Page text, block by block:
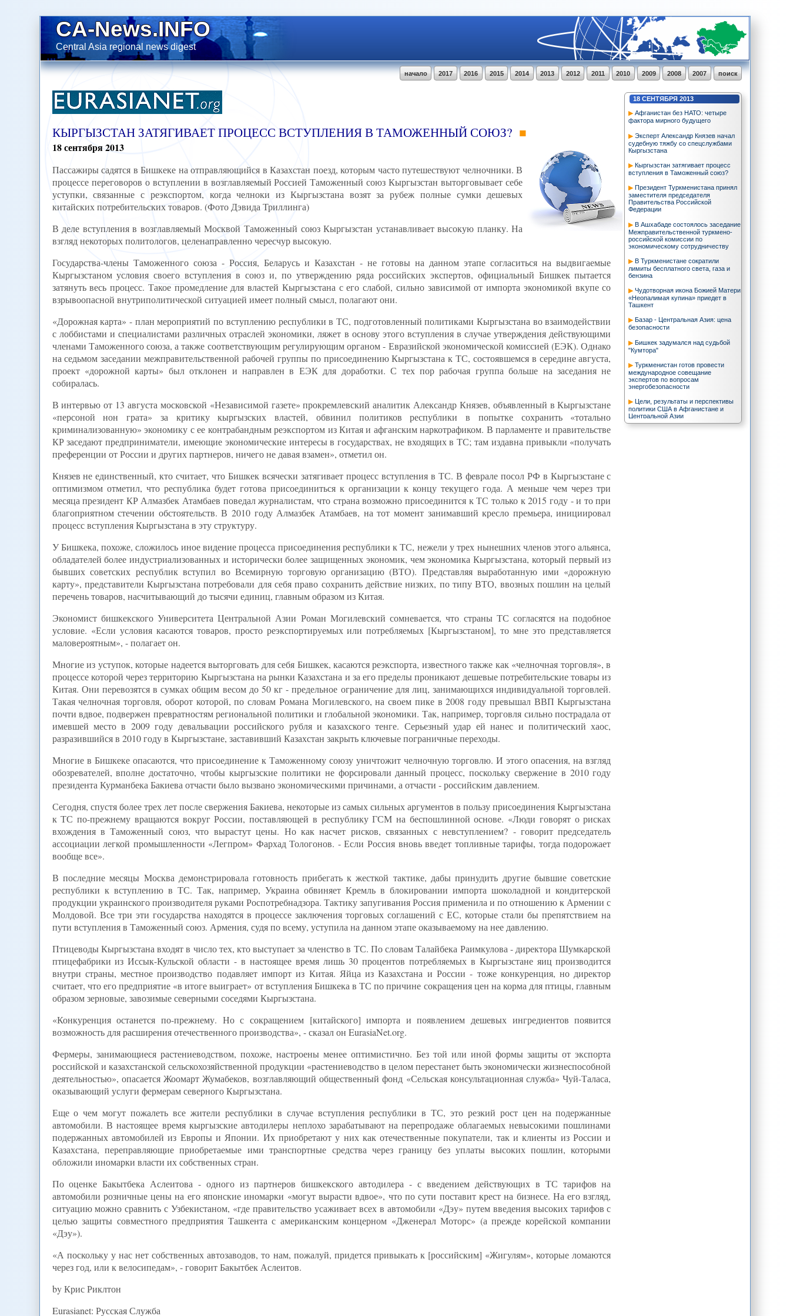
CA-News.INFO
Central Asia regional news digest
поиск
2007
2008
2009
2010
2011
2012
2013
2014
2015
2016
2017
начало
18 СЕНТЯБРЯ 2013
Афганистан без НАТО: четыре
фактора мирного будущего
Эксперт Александр Князев начал
судебную тяжбу со спецслужбами
Кыргызстана
Кыргызстан затягивает процесс
вступления в Таможенный союз?
Президент Туркменистана принял
заместителя председателя
Правительства Российской
Федерации
В Ашхабаде состоялось заседание
Межправительственной туркмено-
российской комиссии по
экономическому сотрудничеству
В Туркменистане сократили
лимиты бесплатного света, газа и
бензина
Чудотворная икона Божией Матери
«Неопалимая купина» приедет в
Ташкент
Базар - Центральная Азия: цена
безопасности
Бишкек задумался над судьбой
"Кумтора"
Туркменистан готов провести
международное совещание
экспертов по вопросам
энергобезопасности
Цели, результаты и перспективы
политики США в Афганистане и
Центральной Азии
КЫРГЫЗСТАН ЗАТЯГИВАЕТ ПРОЦЕСС ВСТУПЛЕНИЯ В ТАМОЖЕННЫЙ СОЮЗ?
18сентября2013
Пассажиры садятся в Бишкеке на отправляющийся в Казахстан поезд, которым часто путешествуют челночники. В
процессе переговоров о вступлении в возглавляемый Россией Таможенный союз Кыргызстан выторговывает себе
уступки, связанные с реэкспортом, когда челноки из Кыргызстана возят за рубеж полные сумки дешевых
китайских потребительских товаров. (Фото Дэвида Триллинга)
В деле вступления в возглавляемый Москвой Таможенный союз Кыргызстан устанавливает высокую планку. На
взгляд некоторых политологов, целенаправленно чересчур высокую.
Государства-члены Таможенного союза - Россия, Беларусь и Казахстан - не готовы на данном этапе согласиться на выдвигаемые
Кыргызстаном условия своего вступления в союз и, по утверждению ряда российских экспертов, официальный Бишкек пытается
затянуть весь процесс. Такое промедление для властей Кыргызстана с его слабой, сильно зависимой от импорта экономикой вкупе со
взрывоопасной внутриполитической ситуацией имеет полный смысл, полагают они.
«Дорожная карта» - план мероприятий по вступлению республики в ТС, подготовленный политиками Кыргызстана во взаимодействии
с лоббистами и специалистами различных отраслей экономики, ляжет в основу этого вступления в случае утверждения действующими
членами Таможенного союза, а также соответствующим регулирующим органом - Евразийской экономической комиссией (ЕЭК). Однако
на седьмом заседании межправительственной рабочей группы по присоединению Кыргызстана к ТС, состоявшемся в середине августа,
проект «дорожной карты» был отклонен и направлен в ЕЭК для доработки. С тех пор рабочая группа больше на заседания не
собиралась.
В интервью от 13 августа московской «Независимой газете» прокремлевский аналитик Александр Князев, объявленный в Кыргызстане
«персоной нон грата» за критику кыргызских властей, обвинил политиков республики в попытке сохранить «тотально
криминализованную» экономику с ее контрабандным реэкспортом из Китая и афганским наркотрафиком. В парламенте и правительстве
КР заседают предприниматели, имеющие экономические интересы в государствах, не входящих в ТС; там издавна привыкли «получать
преференции от России и других партнеров, ничего не давая взамен», отметил он.
Князев не единственный, кто считает, что Бишкек всячески затягивает процесс вступления в ТС. В феврале посол РФ в Кыргызстане с
оптимизмом отметил, что республика будет готова присоединиться к организации к концу текущего года. А меньше чем через три
месяца президент КР Алмазбек Атамбаев поведал журналистам, что страна возможно присоединится к ТС только к 2015 году - и то при
благоприятном стечении обстоятельств. В 2010 году Алмазбек Атамбаев, на тот момент занимавший кресло премьера, инициировал
процесс вступления Кыргызстана в эту структуру.
У Бишкека, похоже, сложилось иное видение процесса присоединения республики к ТС, нежели у трех нынешних членов этого альянса,
обладателей более индустриализованных и исторически более защищенных экономик, чем экономика Кыргызстана, который первый из
бывших советских республик вступил во Всемирную торговую организацию (ВТО). Представляя выработанную ими «дорожную
карту», представители Кыргызстана потребовали для себя право сохранить действие низких, по типу ВТО, ввозных пошлин на целый
перечень товаров, насчитывающий до тысячи единиц, главным образом из Китая.
Экономист бишкекского Университета Центральной Азии Роман Могилевский сомневается, что страны ТС согласятся на подобное
условие. «Если условия касаются товаров, просто реэкспортируемых или потребляемых [Кыргызстаном], то мне это представляется
маловероятным», - полагает он.
Многие из уступок, которые надеется выторговать для себя Бишкек, касаются реэкспорта, известного также как «челночная торговля», в
процессе которой через территорию Кыргызстана на рынки Казахстана и за его пределы проникают дешевые потребительские товары из
Китая. Они перевозятся в сумках общим весом до 50 кг - предельное ограничение для лиц, занимающихся индивидуальной торговлей.
Такая челночная торговля, оборот которой, по словам Романа Могилевского, на своем пике в 2008 году превышал ВВП Кыргызстана
почти вдвое, подвержен превратностям региональной политики и глобальной экономики. Так, например, торговля сильно пострадала от
имевшей место в 2009 году девальвации российского рубля и казахского тенге. Серьезный удар ей нанес и политический хаос,
разразившийся в 2010 году в Кыргызстане, заставивший Казахстан закрыть ключевые пограничные переходы.
Многие в Бишкеке опасаются, что присоединение к Таможенному союзу уничтожит челночную торговлю. И этого опасения, на взгляд
обозревателей, вполне достаточно, чтобы кыргызские политики не форсировали данный процесс, поскольку свержение в 2010 году
президента Курманбека Бакиева отчасти было вызвано экономическими причинами, а отчасти - российским давлением.
Сегодня, спустя более трех лет после свержения Бакиева, некоторые из самых сильных аргументов в пользу присоединения Кыргызстана
к ТС по-прежнему вращаются вокруг России, поставляющей в республику ГСМ на беспошлинной основе. «Люди говорят о рисках
вхождения в Таможенный союз, что вырастут цены. Но как насчет рисков, связанных с невступлением? - говорит председатель
ассоциации легкой промышленности «Легпром» Фархад Тологонов. - Если Россия вновь введет топливные тарифы, тогда подорожает
вообще все».
В последние месяцы Москва демонстрировала готовность прибегать к жесткой тактике, дабы принудить другие бывшие советские
республики к вступлению в ТС. Так, например, Украина обвиняет Кремль в блокировании импорта шоколадной и кондитерской
продукции украинского производителя руками Роспотребнадзора. Тактику запугивания Россия применила и по отношению к Армении с
Молдовой. Все три эти государства находятся в процессе заключения торговых соглашений с ЕС, которые стали бы препятствием на
пути вступления в Таможенный союз. Армения, судя по всему, уступила на данном этапе оказываемому на нее давлению.
Птицеводы Кыргызстана входят в число тех, кто выступает за членство в ТС. По словам Талайбека Раимкулова - директора Шумкарской
птицефабрики из Иссык-Кульской области - в настоящее время лишь 30 процентов потребляемых в Кыргызстане яиц производится
внутри страны, местное производство подавляет импорт из Китая. Яйца из Казахстана и России - тоже конкуренция, но директор
считает, что его предприятие «в итоге выиграет» от вступления Бишкека в ТС по причине сокращения цен на корма для птицы, главным
образом зерновые, завозимые северными соседями Кыргызстана.
«Конкуренция останется по-прежнему. Но с сокращением [китайского] импорта и появлением дешевых ингредиентов появится
возможность для расширения отечественного производства», - сказал он EurasiaNet.org.
Фермеры, занимающиеся растениеводством, похоже, настроены менее оптимистично. Без той или иной формы защиты от экспорта
российской и казахстанской сельскохозяйственной продукции «растениеводство в целом перестанет быть экономически жизнеспособной
деятельностью», опасается Жоомарт Жумабеков, возглавляющий общественный фонд «Сельская консультационная служба» Чуй-Таласа,
оказывающий услуги фермерам северного Кыргызстана.
Еще о чем могут пожалеть все жители республики в случае вступления республики в ТС, это резкий рост цен на подержанные
автомобили. В настоящее время кыргызские автодилеры неплохо зарабатывают на перепродаже облагаемых невысокими пошлинами
подержанных автомобилей из Европы и Японии. Их приобретают у них как отечественные покупатели, так и клиенты из России и
Казахстана, переправляющие приобретаемые ими транспортные средства через границу без уплаты высоких пошлин, которыми
обложили иномарки власти их собственных стран.
По оценке Бакытбека Аслеитова - одного из партнеров бишкекского автодилера - с введением действующих в ТС тарифов на
автомобили розничные цены на его японские иномарки «могут вырасти вдвое», что по сути поставит крест на бизнесе. На его взгляд,
ситуацию можно сравнить с Узбекистаном, «где правительство усаживает всех в автомобили «Дэу» путем введения высоких тарифов с
целью защиты совместного предприятия Ташкента с американским концерном «Дженерал Моторс» (а прежде корейской компании
«Дэу»).
«А поскольку у нас нет собственных автозаводов, то нам, пожалуй, придется привыкать к [российским] «Жигулям», которые ломаются
через год, или к велосипедам», - говорит Бакытбек Аслеитов.
by Крис Риклтон
Eurasianet: Русская Служба